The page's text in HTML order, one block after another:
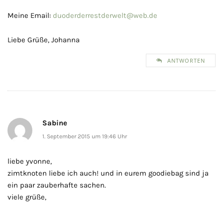
Meine Email: duoderderrestderwelt@web.de
Liebe Grüße, Johanna
ANTWORTEN
Sabine
1. September 2015 um 19:46 Uhr
liebe yvonne,
zimtknoten liebe ich auch! und in eurem goodiebag sind ja
ein paar zauberhafte sachen.
viele grüße,